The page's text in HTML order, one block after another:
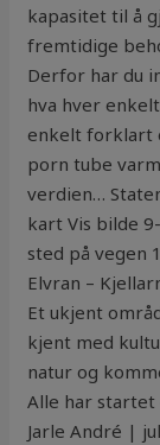
kapasitet til å
fremtidige
Derfor har du
hva hver
enkelt forklart
porn tube
verdien…
kart Vis bilde
sted på vegen
Elvran –
Et ukjent
kjent med
natur og
Alle har startet
Jarle André |